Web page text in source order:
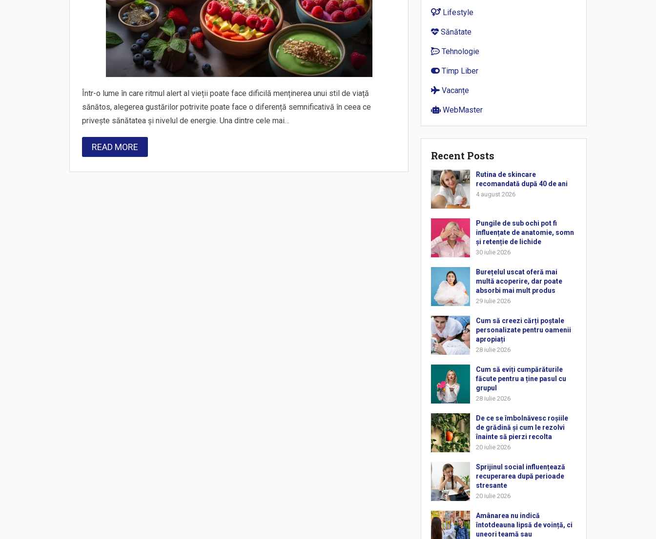
Într-o lume în care ritmul alert al vieții poate face dificilă menținerea unui stil de viață
sănătos, alegerea gustărilor potrivite poate face o diferență semnificativă în ceea ce
privește sănătatea și nivelul de energie. Una dintre cele mai…
READ MORE
Lifestyle
Sănătate
Tehnologie
Timp Liber
Vacanțe
WebMaster
Recent Posts
Rutina de skincare
recomandată după 40 de ani
4 august 2026
Pungile de sub ochi pot fi
influențate de anatomie, somn
și retenție de lichide
30 iulie 2026
Burețelul uscat oferă mai
multă acoperire, dar poate
absorbi mai mult produs
29 iulie 2026
Cum să creezi cărți poștale
personalizate pentru oamenii
apropiați
28 iulie 2026
Cum să eviți cumpărăturile
făcute pentru a ține pasul cu
grupul
28 iulie 2026
De ce se îmbolnăvesc roșiile
de grădină și cum le rezolvi
înainte să pierzi recolta
20 iulie 2026
Sprijinul social influențează
recuperarea după perioade
stresante
20 iulie 2026
Amânarea nu indică
întotdeauna lipsă de voință, ci
uneori teamă sau